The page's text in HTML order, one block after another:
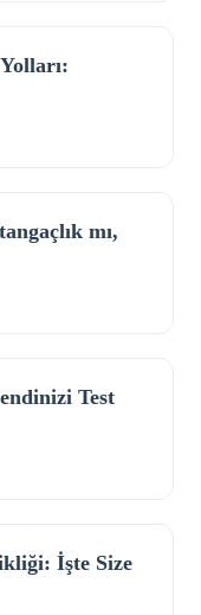
mı,
Test
İşte Size